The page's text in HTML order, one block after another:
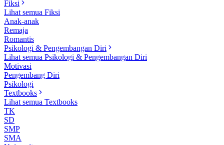
Fiksi
Lihat semua Fiksi
Anak-anak
Remaja
Romantis
Psikologi & Pengembangan Diri
Lihat semua Psikologi & Pengembangan Diri
Motivasi
Pengembang Diri
Psikologi
Textbooks
Lihat semua Textbooks
TK
SD
SMP
SMA